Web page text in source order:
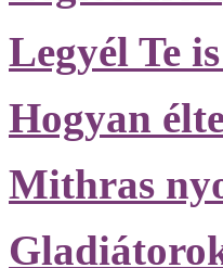
Legyél Te
Hogyan
Mithras